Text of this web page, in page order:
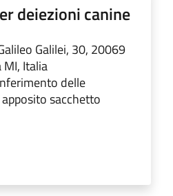
deiezioni canine
Galilei, 30, 20069
Italia
delle
sacchetto